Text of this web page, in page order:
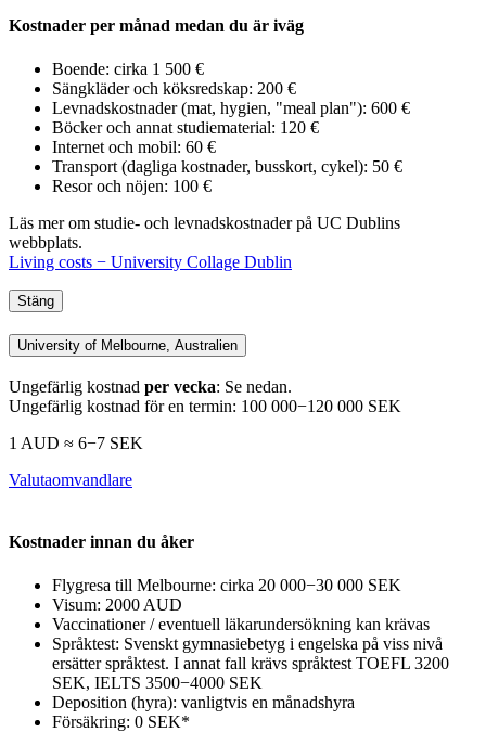
Kostnader per månad medan du är iväg
Boende: cirka 1 500 €
Sängkläder och köksredskap: 200 €
Levnadskostnader (mat, hygien, "meal plan"): 600 €
Böcker och annat studiematerial: 120 €
Internet och mobil: 60 €
Transport (dagliga kostnader, busskort, cykel): 50 €
Resor och nöjen: 100 €
Läs mer om studie- och levnadskostnader på UC Dublins
webbplats.
Living costs − University Collage Dublin
Stäng
University of Melbourne, Australien
Ungefärlig kostnad per vecka: Se nedan.
Ungefärlig kostnad för en termin: 100 000−120 000 SEK
1 AUD ≈ 6−7 SEK
Valutaomvandlare
Kostnader innan du åker
Flygresa till Melbourne: cirka 20 000−30 000 SEK
Visum: 2000 AUD
Vaccinationer / eventuell läkarundersökning kan krävas
Språktest: Svenskt gymnasiebetyg i engelska på viss nivå
ersätter språktest. I annat fall krävs språktest TOEFL 3200
SEK, IELTS 3500−4000 SEK
Deposition (hyra): vanligtvis en månadshyra
Försäkring: 0 SEK*